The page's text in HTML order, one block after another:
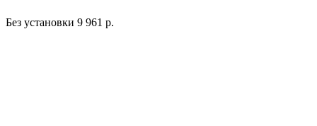
Без установки 9 961 р.